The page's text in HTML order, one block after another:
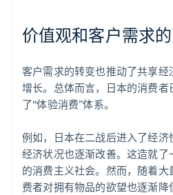
价值观和客户需求
客户需求的转变也推动了共享
增长。总体而言，日本的消费者
了“体验消费”体系。
例如，日本在二战后进入了经
经济状况也逐渐改善。这造就
的消费主义社会。然而，随着
费者对拥有物品的欲望也逐渐